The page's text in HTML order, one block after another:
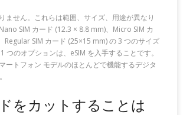
ません。これらは範囲、サイズ、用途が異なり
SIM カード (12.3 × 8.8 mm)、Micro SIM カ
Regular SIM カード (25×15 mm) の 3 つのサイズ
つのオプションは、eSIM を入手することです。
ートフォン モデルのほとんどで機能するデジタ
をカットすることは